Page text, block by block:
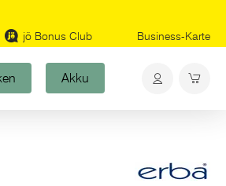
jö Bonus Club Business-Karte
Akku